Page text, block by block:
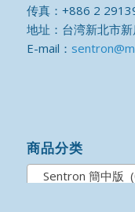
传真：+886 2
地址：台湾新北市
E-mail：
商品分类
Sentron 簡中版